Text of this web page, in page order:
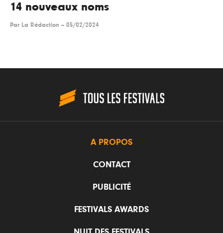
14 nouveaux noms
Par La Rédaction -- 05/02/2024
A PROPOS
CONTACT
PUBLICITÉ
FESTIVALS AWARDS